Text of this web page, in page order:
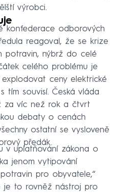
výrobci.
konfederace odborových
reagoval, že se krize
potravin, nýbrž do celé
celého problému je
ceny elektrické
tím souvisí. Česká vláda
za víc než rok a čtvrt
debaty o cenách
ostatní se vysloveně
předák.
v uplatňování zákona o
jenom vytipování
pro obyvatele,“
je to rovněž nástroj pro